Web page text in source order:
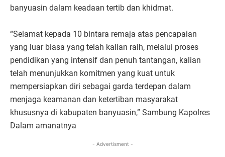
banyuasin dalam keadaan tertib dan khidmat.
“Selamat kepada 10 bintara remaja atas pencapaian
yang luar biasa yang telah kalian raih, melalui proses
pendidikan yang intensif dan penuh tantangan, kalian
telah menunjukkan komitmen yang kuat untuk
mempersiapkan diri sebagai garda terdepan dalam
menjaga keamanan dan ketertiban masyarakat
khususnya di kabupaten banyuasin,” Sambung Kapolres
Dalam amanatnya
- Advertisment -